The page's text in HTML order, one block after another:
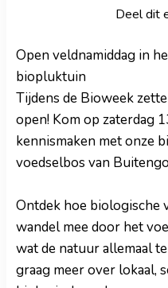
Deel dit
Open veldnamiddag in
biopluktuin
Tijdens de Bioweek
open! Kom op zaterdag
kennismaken met onze
voedselbos van
Ontdek hoe biologische
wandel mee door het
wat de natuur allemaal
graag meer over lokaal,